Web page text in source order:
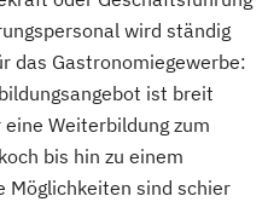
wird ständig
das Gastronomiegewerbe:
ist breit
Weiterbildung zum
bis hin zu einem
Möglichkeiten sind schier